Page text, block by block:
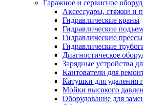
Гаражное и сервисное
Аксессуары, стяжки и
Гидравлические краны
Гидравлические
Гидравлические прессы
Гидравлические
Диагностическое
Зарядные устройства
Кантователи для
Катушки для удаления
Мойки высокого
Оборудование для